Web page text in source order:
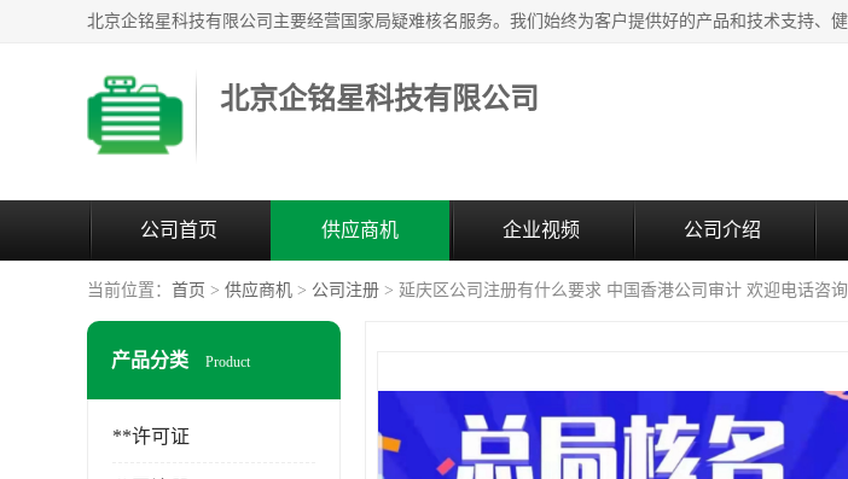
北京企铭星科技有限公司
公司首页 供应商机 企业视频 公司介绍
当前位置： 首页 > 供应商机 > 公司注册 > 延庆区公司注册有什么要求 中国香港公司审计 欢迎电话咨询
产品分类 Product
**许可证